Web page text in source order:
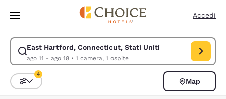
Vai A Contenuto Principale
Accedi
East Hartford, Connecticut, Stati Uniti
ago 11 - ago 18• 1 camera, 1 ospite
Modifica la ricerca per East Hartford, Connecticut, Stati Uniti. Data di
Ordina e filtra
4
Map